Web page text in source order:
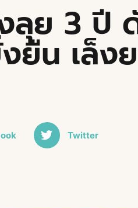
ลุย 3 ปี
ยืน เล็ง
Twitter